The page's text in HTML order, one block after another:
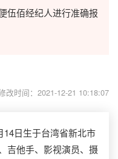
伍佰经纪人进行准确报
改时间：2021-12-21 10:18:07
日生于台湾省新北市
吉他手、影视演员、摄